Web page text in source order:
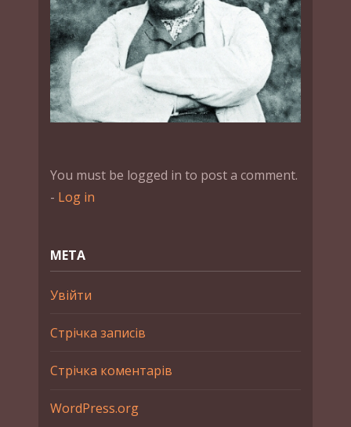
You must be logged in to post a comment.
- Log in
МЕТА
Увійти
Стрічка записів
Стрічка коментарів
WordPress.org